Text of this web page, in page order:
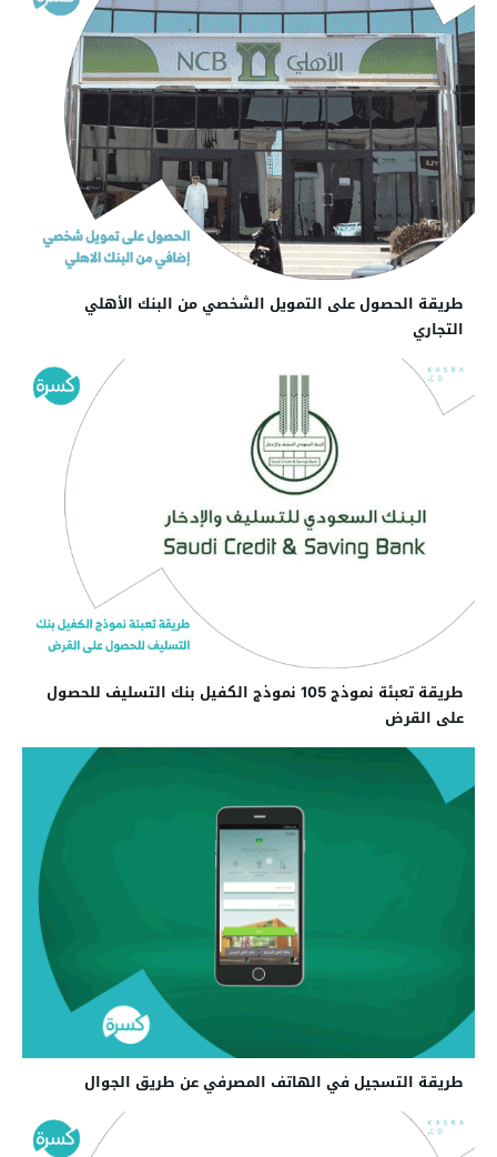
طريقة الحصول على التمويل الشخصي من البنك الأهلي
التجاري
طريقة تعبئة نموذج 105 نموذج الكفيل بنك التسليف للحصول
على القرض
طريقة التسجيل في الهاتف المصرفي عن طريق الجوال